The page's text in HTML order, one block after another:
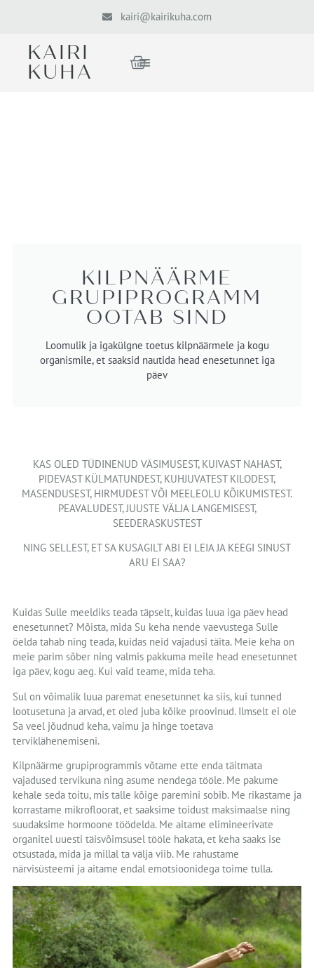
kairi@kairikuha.com
KAIRI
KUHA
KILPNÄÄRME
GRUPIPROGRAMM
OOTAB SIND
Loomulik ja igakülgne toetus kilpnäärmele ja kogu
organismile, et saaksid nautida head enesetunnet iga
päev
KAS OLED TÜDINENUD VÄSIMUSEST, KUIVAST NAHAST,
PIDEVAST KÜLMATUNDEST, KUHJUVATEST KILODEST,
MASENDUSEST, HIRMUDEST VÕI MEELEOLU KÕIKUMISTEST.
PEAVALUDEST, JUUSTE VÄLJA LANGEMISEST,
SEEDERASKUSTEST
NING SELLEST, ET SA KUSAGILT ABI EI LEIA JA KEEGI SINUST
ARU EI SAA?
Kuidas Sulle meeldiks teada täpselt, kuidas luua iga päev head
enesetunnet? Mõista, mida Su keha nende vaevustega Sulle
öelda tahab ning teada, kuidas neid vajadusi täita. Meie keha on
meie parim sõber ning valmis pakkuma meile head enesetunnet
iga päev, kogu aeg. Kui vaid teame, mida teha.
Sul on võimalik luua paremat enesetunnet ka siis, kui tunned
lootusetuna ja arvad, et oled juba kõike proovinud. Ilmselt ei ole
Sa veel jõudnud keha, vaimu ja hinge toetava
terviklähenemiseni.
Kilpnäärme grupiprogrammis võtame ette enda täitmata
vajadused tervikuna ning asume nendega tööle. Me pakume
kehale seda toitu, mis talle kõige paremini sobib. Me rikastame ja
korrastame mikrofloorat, et saaksime toidust maksimaalse ning
suudaksime hormoone töödelda. Me aitame elimineerivate
organitel uuesti täisvõimsusel tööle hakata, et keha saaks ise
otsustada, mida ja millal ta välja viib. Me rahustame
närvisüsteemi ja aitame endal emotsioonidega toime tulla.